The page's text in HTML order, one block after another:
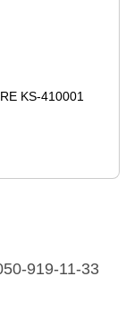
KS-410001
919-11-33